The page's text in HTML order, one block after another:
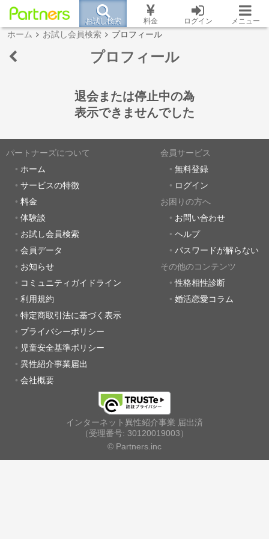
お試し検索 料金 ログイン メニュー
ホーム お試し会員検索 プロフィール
プロフィール
退会または停止中の為
表示できませんでした
パートナーズについて
ホーム
サービスの特徴
料金
体験談
お試し会員検索
会員データ
お知らせ
コミュニティガイドライン
利用規約
特定商取引法に基づく表示
プライバシーポリシー
児童安全基準ポリシー
異性紹介事業届出
会社概要
会員サービス
無料登録
ログイン
お困りの方へ
お問い合わせ
ヘルプ
パスワードが解らない
その他のコンテンツ
性格相性診断
婚活恋愛コラム
インターネット異性紹介事業 届出済
（受理番号: 30120019003）
© Partners.inc